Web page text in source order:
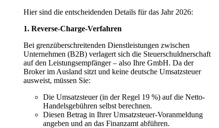
Hier sind die entscheidenden Details für das Jahr 2026:
1. Reverse-Charge-Verfahren
Bei grenzüberschreitenden Dienstleistungen zwischen
Unternehmen (B2B) verlagert sich die Steuerschuldnerschaft
auf den Leistungsempfänger – also Ihre GmbH. Da der
Broker im Ausland sitzt und keine deutsche Umsatzsteuer
ausweist, müssen Sie:
Die Umsatzsteuer (in der Regel 19 %) auf die Netto-
Handelsgebühren selbst berechnen.
Diesen Betrag in Ihrer Umsatzsteuer-Voranmeldung
angeben und an das Finanzamt abführen.